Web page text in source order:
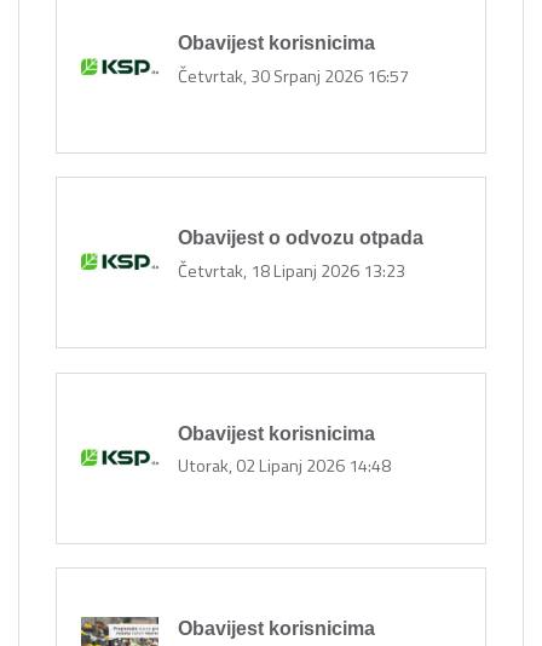
Obavijest korisnicima
Četvrtak, 30 Srpanj 2026 16:57
Obavijest o odvozu otpada
Četvrtak, 18 Lipanj 2026 13:23
Obavijest korisnicima
Utorak, 02 Lipanj 2026 14:48
Obavijest korisnicima